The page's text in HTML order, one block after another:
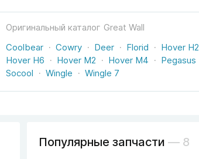
Оригинальный каталог
Coolbear
Cowry Deer Florid Hover H2
Hover H6
Hover M2 Hover M4 Pegasus
Socool
Wingle Wingle 7
Популярные запчасти — 8